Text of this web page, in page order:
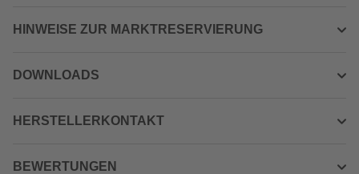
HINWEISE ZUR MARKTRESERVIERUNG
DOWNLOADS
HERSTELLERKONTAKT
BEWERTUNGEN